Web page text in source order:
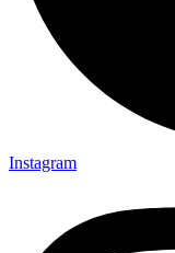
Instagram